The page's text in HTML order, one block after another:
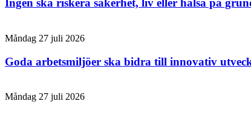
Ingen ska riskera säkerhet, liv eller hälsa på
Måndag 27 juli 2026
Goda arbetsmiljöer ska bidra till innovativ
Måndag 27 juli 2026